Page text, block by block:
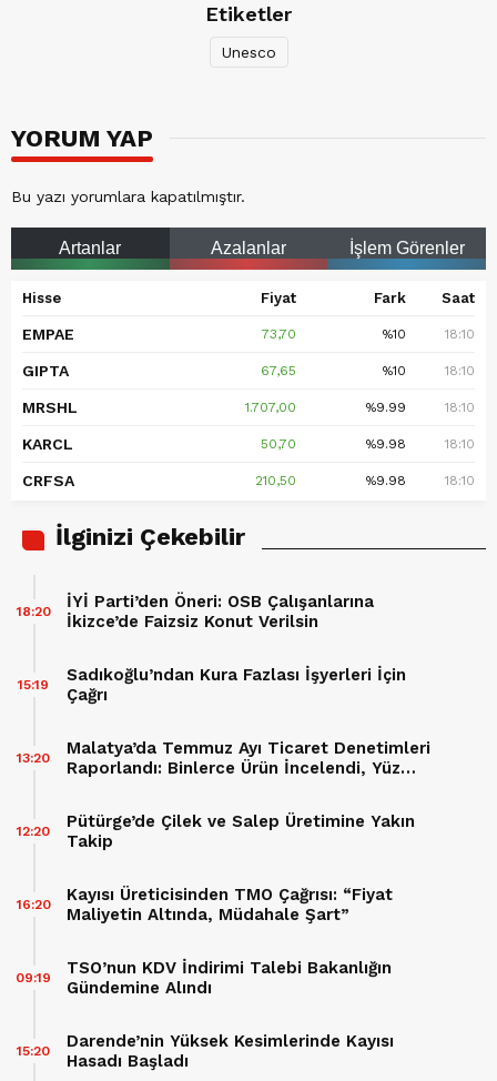
Etiketler
Unesco
YORUM YAP
Bu yazı yorumlara kapatılmıştır.
Artanlar Azalanlar İşlem Görenler
Hisse Fiyat Fark Saat
EMPAE 73,70 %10 18:10
GIPTA 67,65 %10 18:10
MRSHL 1.707,00 %9.99 18:10
KARCL 50,70 %9.98 18:10
CRFSA 210,50 %9.98 18:10
İlginizi Çekebilir
İYİ Parti’den Öneri: OSB Çalışanlarına
İkizce’de Faizsiz Konut Verilsin
18:20
Sadıkoğlu’ndan Kura Fazlası İşyerleri İçin
Çağrı
15:19
Malatya’da Temmuz Ayı Ticaret Denetimleri
Raporlandı: Binlerce Ürün İncelendi, Yüz
13:20
Pütürge’de Çilek ve Salep Üretimine Yakın
Takip
12:20
Kayısı Üreticisinden TMO Çağrısı: “Fiyat
Maliyetin Altında, Müdahale Şart”
16:20
TSO’nun KDV İndirimi Talebi Bakanlığın
Gündemine Alındı
09:19
Darende’nin Yüksek Kesimlerinde Kayısı
Hasadı Başladı
15:20